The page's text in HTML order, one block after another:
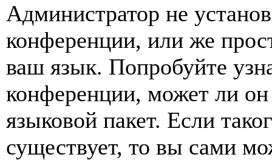
Администратор не
конференции, или же
ваш язык. Попробуйте
конференции, может ли
языковой пакет. Если
существует, то вы сами